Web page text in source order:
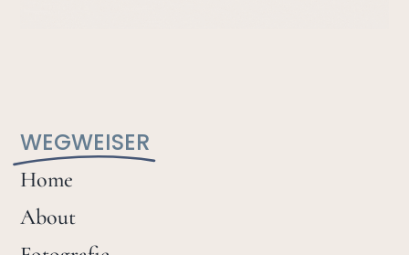
WEGWEISER
Home
About